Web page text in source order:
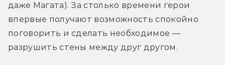
даже Магата). За столько времени герои
впервые получают возможность спокойно
поговорить и сделать необходимое —
разрушить стены между друг другом.